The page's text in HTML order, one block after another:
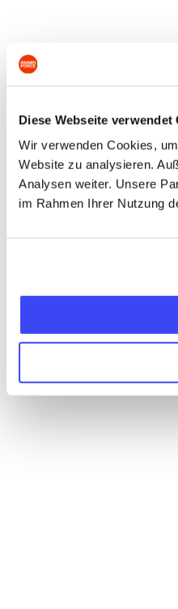
Diese Webseite verwendet
Wir verwenden Cookies,
Website zu analysieren.
Analysen weiter. Unsere
im Rahmen Ihrer Nutzung